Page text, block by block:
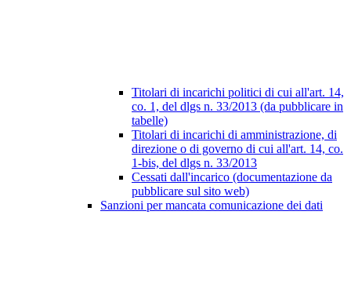
Titolari di incarichi politici di cui all'art. 14,
co. 1, del dlgs n. 33/2013 (da pubblicare in
tabelle)
Titolari di incarichi di amministrazione, di
direzione o di governo di cui all'art. 14, co.
1-bis, del dlgs n. 33/2013
Cessati dall'incarico (documentazione da
pubblicare sul sito web)
Sanzioni per mancata comunicazione dei dati